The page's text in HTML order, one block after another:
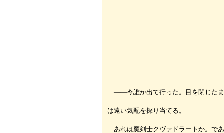
――今誰か出て行った。目を閉じた
は遠い気配を探り当てる。
あれは魔剣士クヴァドラートか。で